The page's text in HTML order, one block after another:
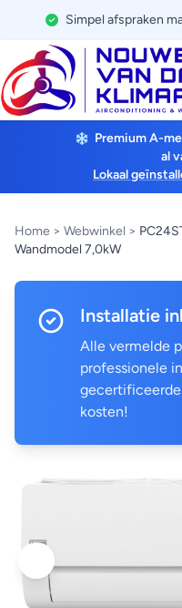
Simpel afspraken
Premium A-
al
Lokaal
Home > Webwinkel >
Wandmodel 7,0kW
Installatie
Alle vermelde
professionele
gecertificeerde
kosten!